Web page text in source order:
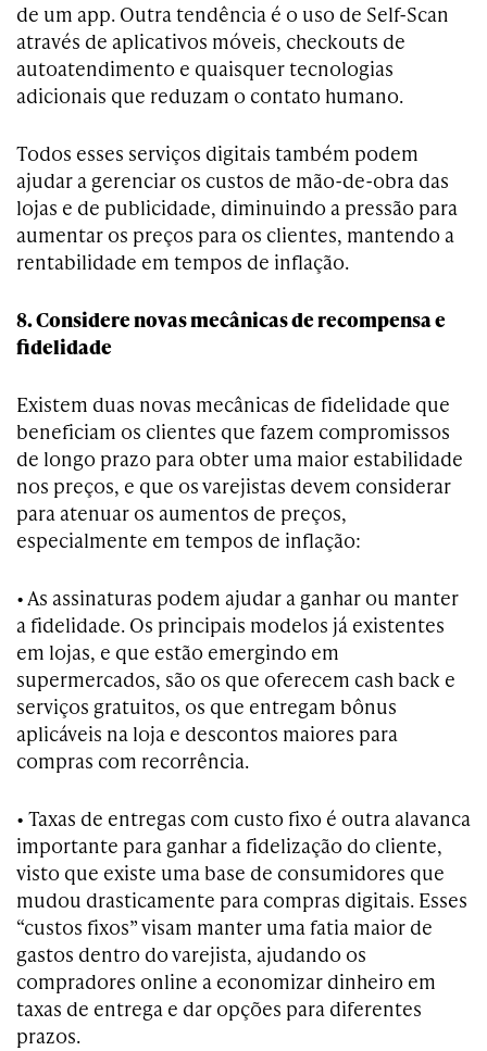
de um app. Outra tendência é o uso de Self-Scan
através de aplicativos móveis, checkouts de
autoatendimento e quaisquer tecnologias
adicionais que reduzam o contato humano.
Todos esses serviços digitais também podem
ajudar a gerenciar os custos de mão-de-obra das
lojas e de publicidade, diminuindo a pressão para
aumentar os preços para os clientes, mantendo a
rentabilidade em tempos de inflação.
8. Considere novas mecânicas de recompensa e
fidelidade
Existem duas novas mecânicas de fidelidade que
beneficiam os clientes que fazem compromissos
de longo prazo para obter uma maior estabilidade
nos preços, e que os varejistas devem considerar
para atenuar os aumentos de preços,
especialmente em tempos de inflação:
• As assinaturas podem ajudar a ganhar ou manter
a fidelidade. Os principais modelos já existentes
em lojas, e que estão emergindo em
supermercados, são os que oferecem cash back e
serviços gratuitos, os que entregam bônus
aplicáveis na loja e descontos maiores para
compras com recorrência.
• Taxas de entregas com custo fixo é outra alavanca
importante para ganhar a fidelização do cliente,
visto que existe uma base de consumidores que
mudou drasticamente para compras digitais. Esses
“custos fixos” visam manter uma fatia maior de
gastos dentro do varejista, ajudando os
compradores online a economizar dinheiro em
taxas de entrega e dar opções para diferentes
prazos.